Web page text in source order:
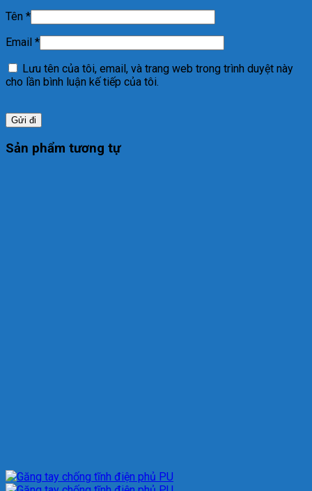
Tên *
Email *
Lưu tên của tôi, email, và trang web trong trình duyệt này
cho lần bình luận kế tiếp của tôi.
Sản phẩm tương tự